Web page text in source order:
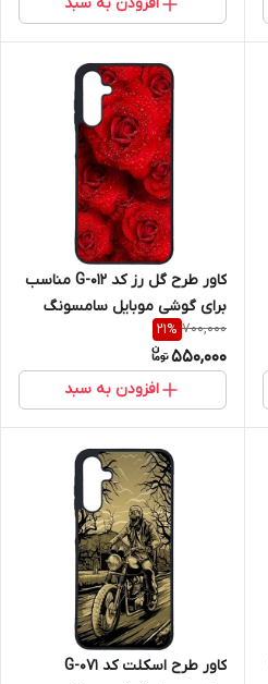
کاور طرح گل رز کد G-012 مناسب
برای گوشی موبایل سامسونگ
Galaxy A16 4G / A16 5G
700,000
21%
550,000
افزودن به سبد
کاور طرح اسکلت کد G-071